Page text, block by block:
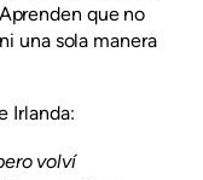
que no
una sola manera
Irlanda:
volví